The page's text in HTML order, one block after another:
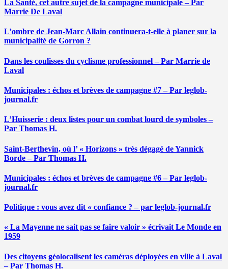
La Santé, cet autre sujet de la campagne municipale – Par
Marrie De Laval
L’ombre de Jean-Marc Allain continuera-t-elle à planer sur la
municipalité de Gorron ?
Dans les coulisses du cyclisme professionnel – Par Marrie de
Laval
Municipales : échos et brèves de campagne #7 – Par leglob-
journal.fr
L’Huisserie : deux listes pour un combat lourd de symboles –
Par Thomas H.
Saint-Berthevin, où l’ « Horizons » très dégagé de Yannick
Borde – Par Thomas H.
Municipales : échos et brèves de campagne #6 – Par leglob-
journal.fr
Politique : vous avez dit « confiance ? – par leglob-journal.fr
« La Mayenne ne sait pas se faire valoir » écrivait Le Monde en
1959
Des citoyens géolocalisent les caméras déployées en ville à Laval
– Par Thomas H.